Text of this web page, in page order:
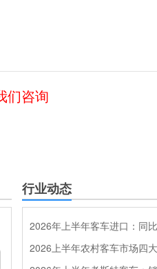
们咨询
行业动态
2026上半年农村客车市场四